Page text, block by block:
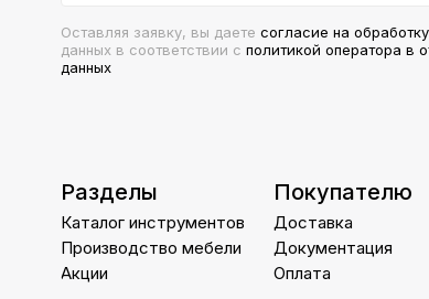
Разделы
Каталог инструментов
Производство мебели
Акции
Покупателю
Доставка
Документация
Оплата
Оставляя заявку, вы даете согласие на
данных в соответствии с политикой оператора в
данных